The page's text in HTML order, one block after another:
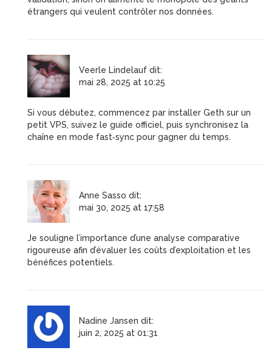
étrangers qui veulent contrôler nos données.
Veerle Lindelauf dit:
mai 28, 2025 at 10:25
Si vous débutez, commencez par installer Geth sur un
petit VPS, suivez le guide officiel, puis synchronisez la
chaîne en mode fast‑sync pour gagner du temps.
Anne Sasso dit:
mai 30, 2025 at 17:58
Je souligne l’importance d’une analyse comparative
rigoureuse afin d’évaluer les coûts d’exploitation et les
bénéfices potentiels.
Nadine Jansen dit:
juin 2, 2025 at 01:31